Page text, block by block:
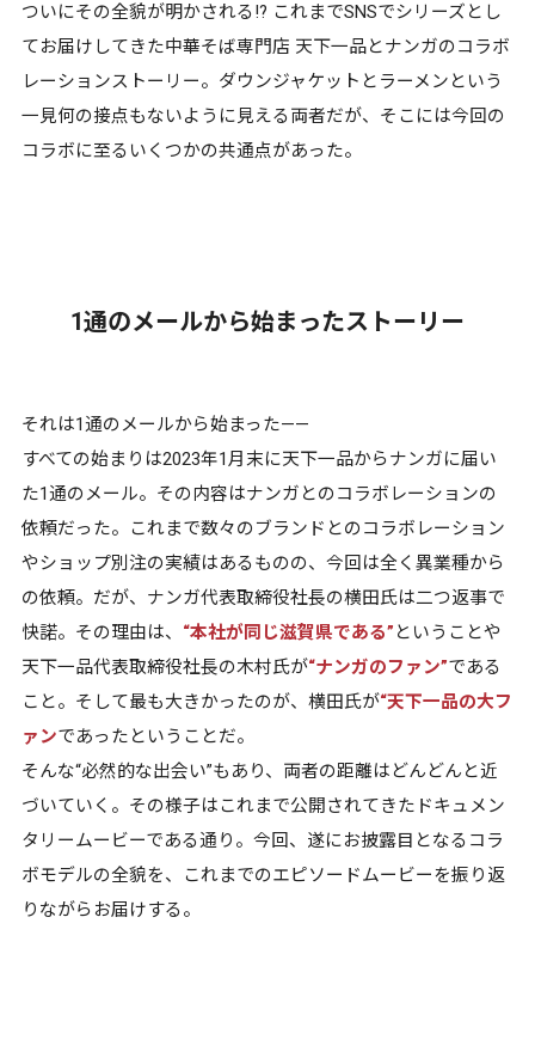
ついにその全貌が明かされる!? これまでSNSでシリーズとし
てお届けしてきた中華そば専門店 天下一品とナンガのコラボ
レーションストーリー。ダウンジャケットとラーメンという
一見何の接点もないように見える両者だが、そこには今回の
コラボに至るいくつかの共通点があった。
1通のメールから始まったストーリー
それは1通のメールから始まった——
すべての始まりは2023年1月末に天下一品からナンガに届い
た1通のメール。その内容はナンガとのコラボレーションの
依頼だった。これまで数々のブランドとのコラボレーション
やショップ別注の実績はあるものの、今回は全く異業種から
の依頼。だが、ナンガ代表取締役社長の横田氏は二つ返事で
快諾。その理由は、 “本社が同じ滋賀県である” ということや
天下一品代表取締役社長の木村氏が“ナンガのファン”である
こと。そして最も大きかったのが、横田氏が“天下一品の大フ
ァンであったということだ。
そんな“必然的な出会い”もあり、両者の距離はどんどんと近
づいていく。その様子はこれまで公開されてきたドキュメン
タリームービーである通り。今回、遂にお披露目となるコラ
ボモデルの全貌を、これまでのエピソードムービーを振り返
りながらお届けする。